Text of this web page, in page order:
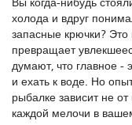
холода и вдруг
запасные крючки? Это
превращает
думают, что главное -
и ехать к воде. Но
рыбалке зависит не
каждой мелочи в